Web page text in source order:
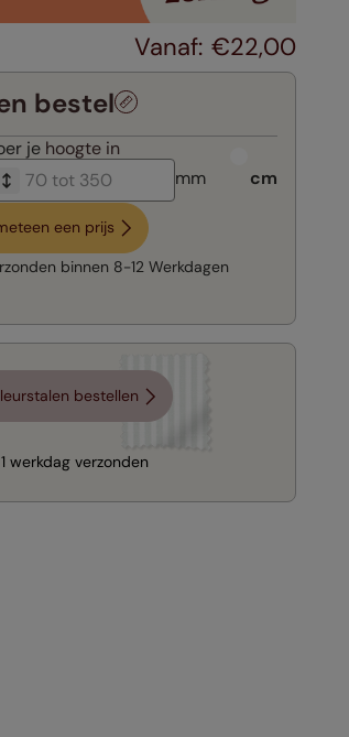
€22,00
bestel
je hoogte in
mm
cm
meteen een prijs
binnen 8-12 Werkdagen
bestellen
werkdag verzonden